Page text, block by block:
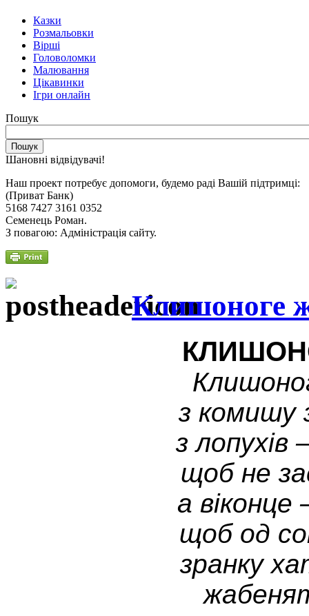
Казки
Розмальовки
Вірші
Головоломки
Малювання
Цікавинки
Ігри онлайн
Пошук
Шановні відвідувачі!
Наш проект потребує допомоги, будемо раді Вашій підтримці:
(Приват Банк)
5168 7427 3161 0352
Семенець Роман.
З повагою: Адміністрація сайту.
Клишоноге
з комишу
з лопухів
щоб не
а
щоб од
зранку